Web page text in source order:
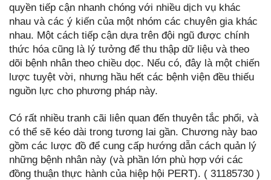
quyền tiếp cận nhanh chóng với nhiều dịch vụ khác
nhau và các ý kiến của một nhóm các chuyên gia khác
nhau. Một cách tiếp cận dựa trên đội ngũ được chính
thức hóa cũng là lý tưởng để thu thập dữ liệu và theo
dõi bệnh nhân theo chiều dọc. Nếu có, đây là một chiến
lược tuyệt vời, nhưng hầu hết các bệnh viện đều thiếu
nguồn lực cho phương pháp này.
Có rất nhiều tranh cãi liên quan đến thuyên tắc phổi, và
có thể sẽ kéo dài trong tương lai gần. Chương này bao
gồm các lược đồ để cung cấp hướng dẫn cách quản lý
những bệnh nhân này (và phần lớn phù hợp với các
đồng thuận thực hành của hiệp hội PERT). ( 31185730 )